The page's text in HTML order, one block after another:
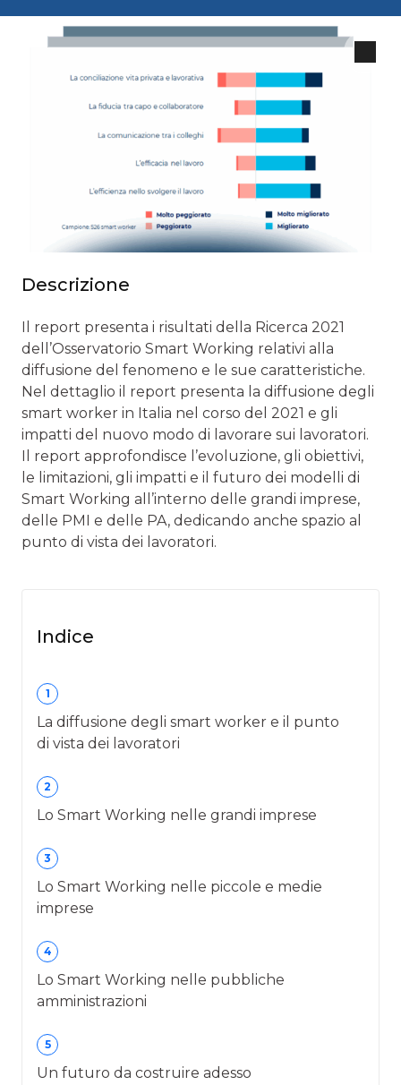
Descrizione
Il report presenta i risultati della Ricerca 2021
dell’Osservatorio Smart Working relativi alla
diffusione del fenomeno e le sue caratteristiche.
Nel dettaglio il report presenta la diffusione degli
smart worker in Italia nel corso del 2021 e gli
impatti del nuovo modo di lavorare sui lavoratori.
Il report approfondisce l’evoluzione, gli obiettivi,
le limitazioni, gli impatti e il futuro dei modelli di
Smart Working all’interno delle grandi imprese,
delle PMI e delle PA, dedicando anche spazio al
punto di vista dei lavoratori.
Indice
1
La diffusione degli smart worker e il punto
di vista dei lavoratori
2
Lo Smart Working nelle grandi imprese
3
Lo Smart Working nelle piccole e medie
imprese
4
Lo Smart Working nelle pubbliche
amministrazioni
5
Un futuro da costruire adesso